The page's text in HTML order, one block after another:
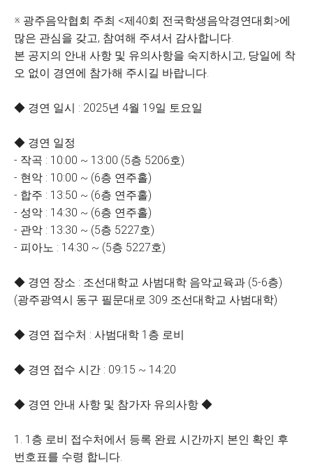
※ 광주음악협회 주최 <제40회 전국학생음악경연대회>에
많은 관심을 갖고, 참여해 주셔서 감사합니다.
본 공지의 안내 사항 및 유의사항을 숙지하시고, 당일에 착
오 없이 경연에 참가해 주시길 바랍니다.
◆ 경연 일시 : 2025년 4월 19일 토요일
◆ 경연 일정
- 작곡 : 10:00 ~ 13:00 (5층 5206호)
- 현악 : 10:00 ~ (6층 연주홀)
- 합주 : 13:50 ~ (6층 연주홀)
- 성악 : 14:30 ~ (6층 연주홀)
- 관악 : 13:30 ~ (5층 5227호)
- 피아노 : 14:30 ~ (5층 5227호)
◆ 경연 장소 : 조선대학교 사범대학 음악교육과 (5-6층)
(광주광역시 동구 필문대로 309 조선대학교 사범대학)
◆ 경연 접수처 : 사범대학 1층 로비
◆ 경연 접수 시간 : 09:15 ~ 14:20
◆ 경연 안내 사항 및 참가자 유의사항 ◆
1. 1층 로비 접수처에서 등록 완료 시간까지 본인 확인 후
번호표를 수령 합니다.